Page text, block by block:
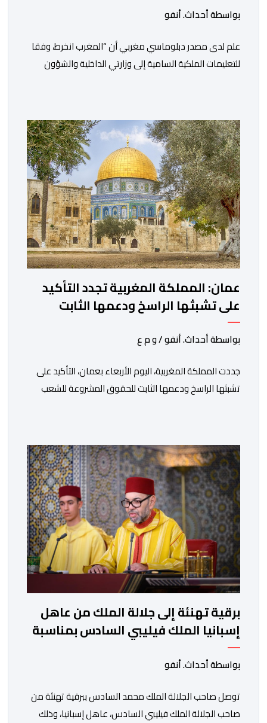
بواسطة أحداث. أنفو
علم لدى مصدر دبلوماسي مغربي أن “المغرب انخرط، وفقا
للتعليمات الملكية السامية إلى وزارتي الداخلية والشؤون
أن المملكة المغربية مستعدة للتنسيق مع شركائها الإسبان
والأوروبيين من أجل إعادة القاصرين غير المرفوقين. وأعرب
المصدر ذاته عن الأسف لكونه “في […]
عمان: المملكة المغربية تجدد التأكيد
على تشبثها الراسخ ودعمها الثابت
للحقوق المشروعة للشعب الفلسطيني
الشقيق
بواسطة أحداث. أنفو / و م ع
جددت المملكة المغربية، اليوم الأربعاء بعمان، التأكيد على
تشبثها الراسخ ودعمها الثابت للحقوق المشروعة للشعب
الشريف، واقتناعها بفضائل الحوار والتفاوض كسبيل وحيد
لحل الصراع الفلسطيني- الإسرائيلي، بعيدا عن أعمال العنف
والتطرف والتصرفات أحادية الجانب، وكذا انخراطها التام في
كل […]
برقية تهنئة إلى جلالة الملك من عاهل
إسبانيا الملك فيليبي السادس بمناسبة
عيد العرش المجيد
بواسطة أحداث. أنفو
توصل صاحب الجلالة الملك محمد السادس ببرقية تهنئة من
صاحب الجلالة الملك فيليبي السادس، عاهل إسبانيا، وذلك